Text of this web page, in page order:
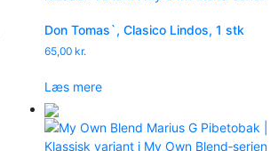
Don Tomas`, Clasico Lindos, 1 stk
65,00 kr.
Læs mere